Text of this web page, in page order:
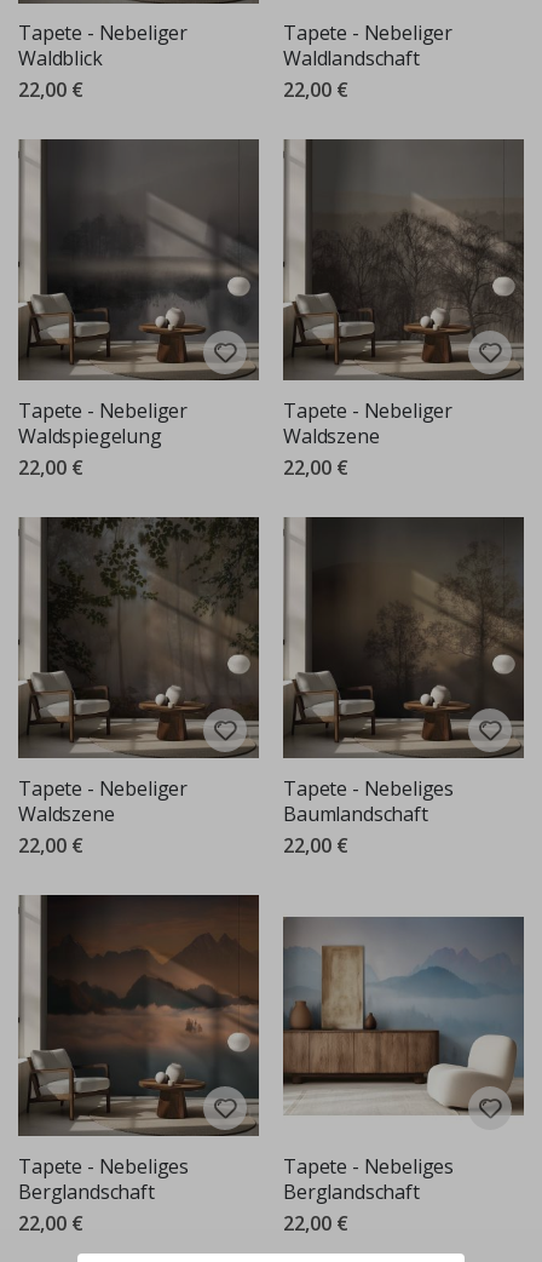
Tapete - Nebeliger
Waldblick
22,00 €
Tapete - Nebeliger
Waldlandschaft
22,00 €
Tapete - Nebeliger
Waldspiegelung
22,00 €
Tapete - Nebeliger
Waldszene
22,00 €
Tapete - Nebeliger
Waldszene
22,00 €
Tapete - Nebeliges
Baumlandschaft
22,00 €
Tapete - Nebeliges
Berglandschaft
22,00 €
Tapete - Nebeliges
Berglandschaft
22,00 €